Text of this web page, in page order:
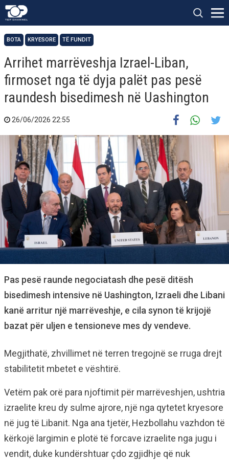
BOTA KRYESORE TË FUNDIT
Arrihet marrëveshja Izrael-Liban,
firmoset nga të dyja palët pas pesë
raundesh bisedimesh në Uashington
26/06/2026 22:55
Pas pesë raunde negociatash dhe pesë ditësh
bisedimesh intensive në Uashington, Izraeli dhe Libani
kanë arritur një marrëveshje, e cila synon të krijojë
bazat për uljen e tensioneve mes dy vendeve.
Megjithatë, zhvillimet në terren tregojnë se rruga drejt
stabilitetit mbetet e vështirë.
Vetëm pak orë para njoftimit për marrëveshjen, ushtria
izraelite kreu dy sulme ajrore, një nga qytetet kryesore
në jug të Libanit. Nga ana tjetër, Hezbollahu vazhdon të
kërkojë largimin e plotë të forcave izraelite nga jugu i
vendit, duke kundërshtuar çdo zgjidhje që nuk